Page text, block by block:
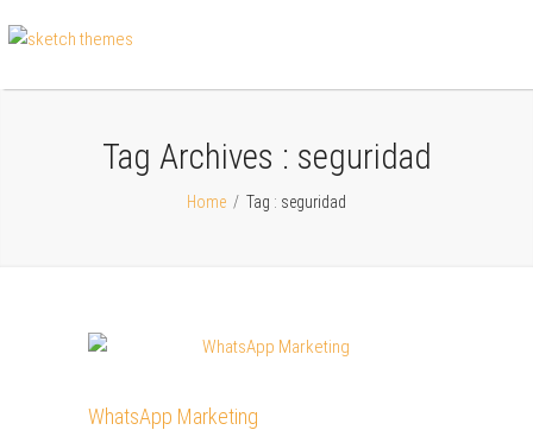
Tag Archives : seguridad
Home / Tag : seguridad
WhatsApp Marketing